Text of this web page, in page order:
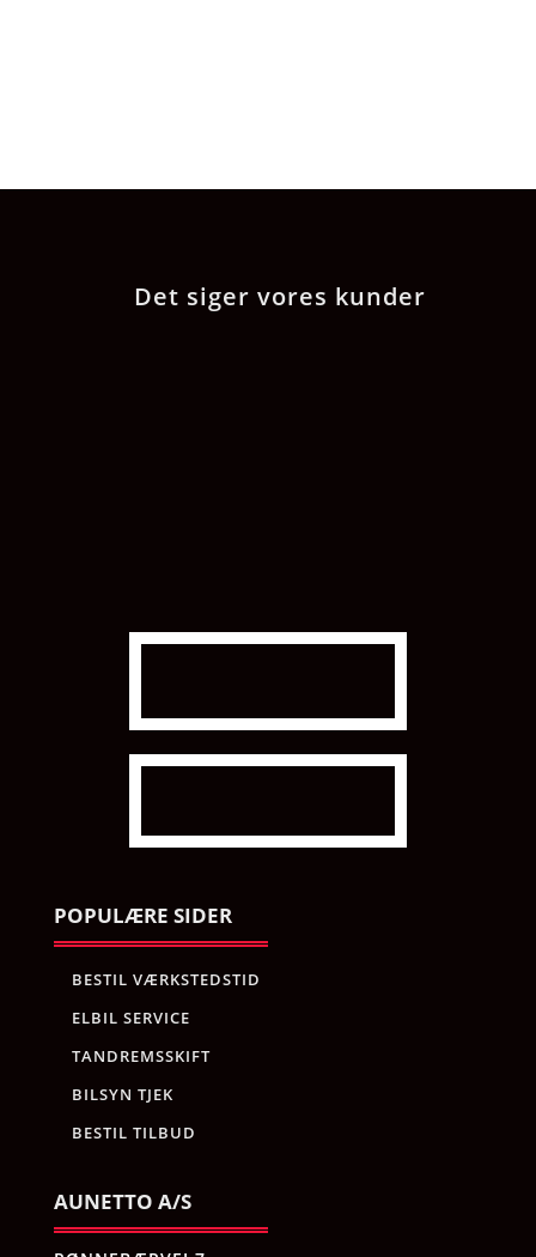
Det siger vores kunder
POPULÆRE SIDER
BESTIL VÆRKSTEDSTID
ELBIL SERVICE
TANDREMSSKIFT
BILSYN TJEK
BESTIL TILBUD
AUNETTO A/S